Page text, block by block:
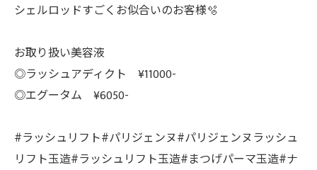
シェルロッドすごくお似合いのお客様🫧
お取り扱い美容液
◎ラッシュアディクト ¥11000-
◎エグータム ¥6050-
#ラッシュリフト#パリジェンヌ#パリジェンヌラッシュ
リフト玉造#ラッシュリフト玉造#まつげパーマ玉造#ナ